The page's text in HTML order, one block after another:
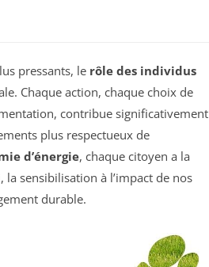
pressants, le rôle des individus
Chaque action, chaque choix de
contribue significativement
plus respectueux de
d’énergie, chaque citoyen a la
sensibilisation à l’impact de nos
durable.